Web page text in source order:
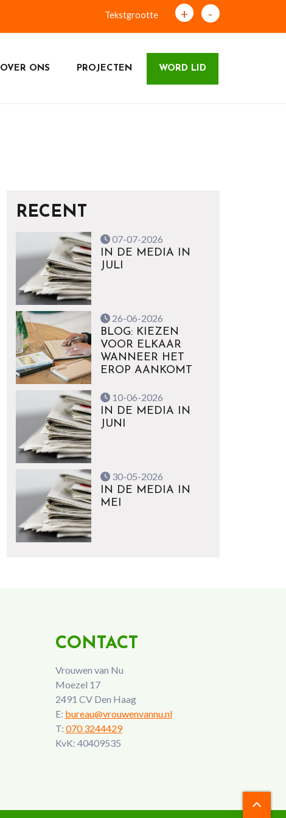
Tekstgrootte + -
OVER ONS PROJECTEN WORD LID
RECENT
07-07-2026
IN DE MEDIA IN
JULI
26-06-2026
BLOG: KIEZEN
VOOR ELKAAR
WANNEER HET
EROP AANKOMT
10-06-2026
IN DE MEDIA IN
JUNI
30-05-2026
IN DE MEDIA IN
MEI
CONTACT
Vrouwen van Nu
Moezel 17
2491 CV Den Haag
E: bureau@vrouwenvannu.nl
T: 070 3244429
KvK: 40409535